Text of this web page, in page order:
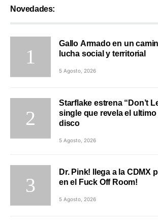
Novedades:
Gallo Armado en un
lucha social y territorial
5 Agosto, 2026
Starflake estrena “Don’t
single que revela el
disco
5 Agosto, 2026
Dr. Pink! llega a la CDMX
en el Fuck Off Room!
5 Agosto, 2026